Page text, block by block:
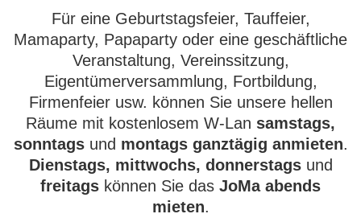
Für eine Geburtstagsfeier, Tauffeier,
Mamaparty, Papaparty oder eine geschäftliche
Veranstaltung, Vereinssitzung,
Eigentümerversammlung, Fortbildung,
Firmenfeier usw. können Sie unsere hellen
Räume mit kostenlosem W-Lan samstags,
sonntagsund montags ganztägig anmieten.
Dienstags, mittwochs, donnerstags und
freitags können Sie das JoMa abends
mieten.